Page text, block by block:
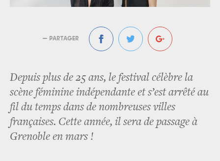
— PARTAGER
Depuis plus de 25 ans, le festival célèbre la
scène féminine indépendante et s’est arrêté au
fil du temps dans de nombreuses villes
françaises. Cette année, il sera de passage à
Grenoble en mars !